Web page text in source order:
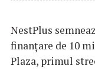
NestPlus
finanțare de 10
Plaza, primul